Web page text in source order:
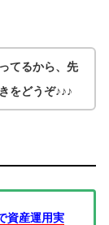
てるから、先
をどうぞ♪♪♪
資産運用実